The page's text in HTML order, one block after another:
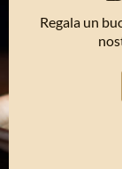
Regala un